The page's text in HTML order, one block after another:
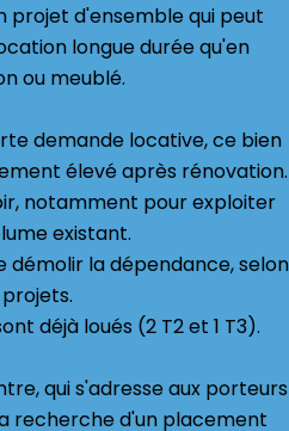
projet d'ensemble qui peut
longue durée qu'en
ou meublé.
demande locative, ce bien
élevé après rénovation.
notamment pour exploiter
existant.
démolir la dépendance, selon
déjà loués (2 T2 et 1 T3).
qui s'adresse aux porteurs
recherche d'un placement